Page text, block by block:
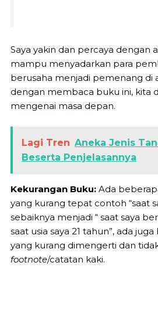
Saya yakin dan percaya dengan
mampu menyadarkan para
berusaha menjadi pemenang di
dengan membaca buku ini, kita
mengenai masa depan.
Lagi Tren Aneka Jenis
Beserta Penjelasannya
Kekurangan Buku: Ada
yang kurang tepat contoh “saat
sebaiknya menjadi “ saat saya
saat usia saya 21 tahun”, ada
yang kurang dimengerti dan
footnote/catatan kaki.